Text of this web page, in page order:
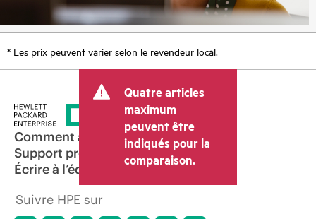
* Les prix peuvent varier selon le revendeur local.
Quatre articles
maximum
peuvent être
indiqués pour la
comparaison.
Comment acheter
Support produit
Écrire à l’équipe commerciale
Suivre HPE sur